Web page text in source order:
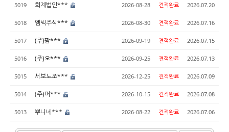
5019 회계법인*** 2026-08-28 견적완료 2026.07.20
5018 엠빅주식*** 2026-08-30 견적완료 2026.07.16
5017 (주)팜*** 2026-09-19 견적완료 2026.07.15
5016 (주)오*** 2026-09-25 견적완료 2026.07.13
5015 서보노조*** 2026-12-25 견적완료 2026.07.09
5014 (주)퍼*** 2026-10-15 견적완료 2026.07.08
5013 뿌니네*** 2026-08-22 견적완료 2026.07.06